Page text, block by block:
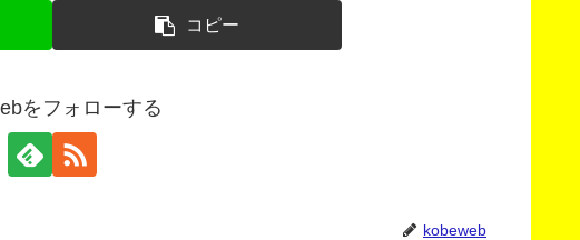
コピー
をフォローする
kobeweb